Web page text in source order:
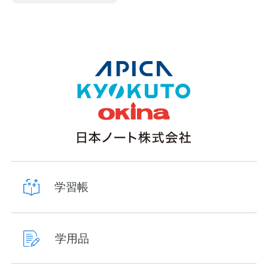
学習帳
学用品